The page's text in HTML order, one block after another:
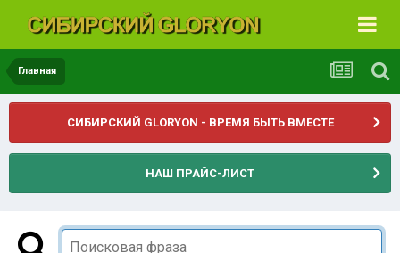
Главная
СИБИРСКИЙ GLORYON - ВРЕМЯ БЫТЬ ВМЕСТЕ
НАШ ПРАЙС-ЛИСТ